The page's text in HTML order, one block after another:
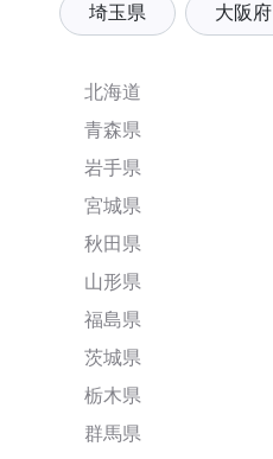
埼玉県 大阪府
北海道
青森県
岩手県
宮城県
秋田県
山形県
福島県
茨城県
栃木県
群馬県